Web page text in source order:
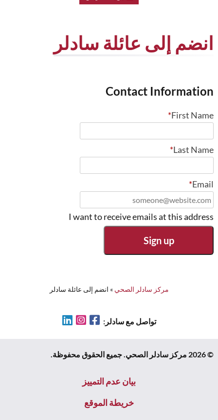
انضم إلى عائلة سادلر
Contact Information
First Name
*
Last Name
*
Email
*
I want to receive emails at this address
مركز سادلر الصحي » انضم إلى عائلة سادلر
تواصل مع سادلر: Facebook
Instagram
© 2026 مركز سادلر الصحي. جميع الحقوق محفوظة.
بيان عدم التمييز
خريطة الموقع